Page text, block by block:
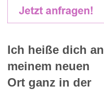
Ich heiße dich an
meinem neuen
Ort ganz in der